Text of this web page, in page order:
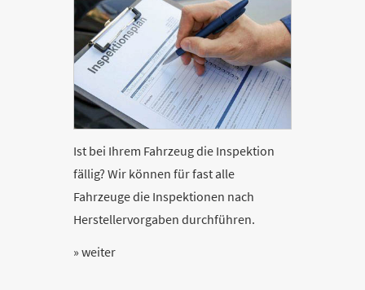
Ist bei Ihrem Fahrzeug die Inspektion
fällig? Wir können für fast alle
Fahrzeuge die Inspektionen nach
Herstellervorgaben durchführen.
» weiter